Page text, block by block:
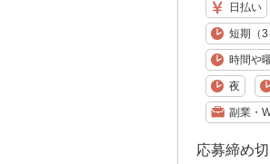
日払い
短期（
時間や
夜
副業・
応募締め